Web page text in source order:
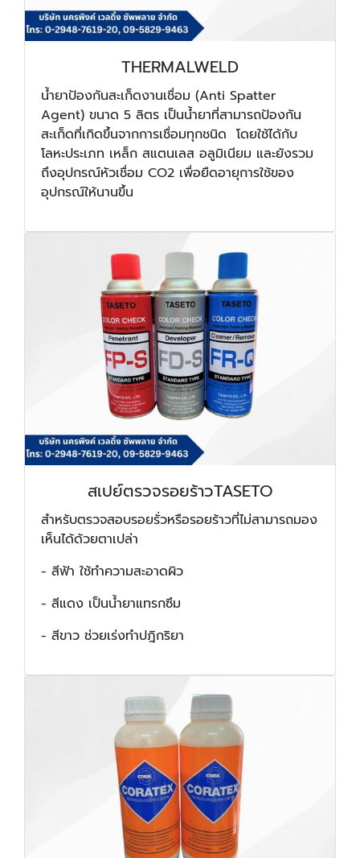
THERMALWELD
น้ำยาป้องกันสะเก็ดงานเชื่อม (Anti Spatter
Agent) ขนาด 5 ลิตร เป็นน้ำยาที่สามารถป้องกัน
สะเก็ดที่เกิดขึ้นจากการเชื่อมทุกชนิด โดยใช้ได้กับ
โลหะประเภท เหล็ก สแตนเลส อลูมิเนียม และยังรวม
ถึงอุปกรณ์หัวเชื่อม CO2 เพื่อยืดอายุการใช้ของ
อุปกรณ์ให้นานขึ้น
สเปย์ตรวจรอยร้าวTASETO
สำหรับตรวจสอบรอยรั่วหรือรอยร้าวที่ไม่สามารถมอง
เห็นได้ด้วยตาเปล่า
- สีฟ้า ใช้ทำความสะอาดผิว
- สีแดง เป็นน้ำยาแทรกซึม
- สีขาว ช่วยเร่งทำปฎิกริยา